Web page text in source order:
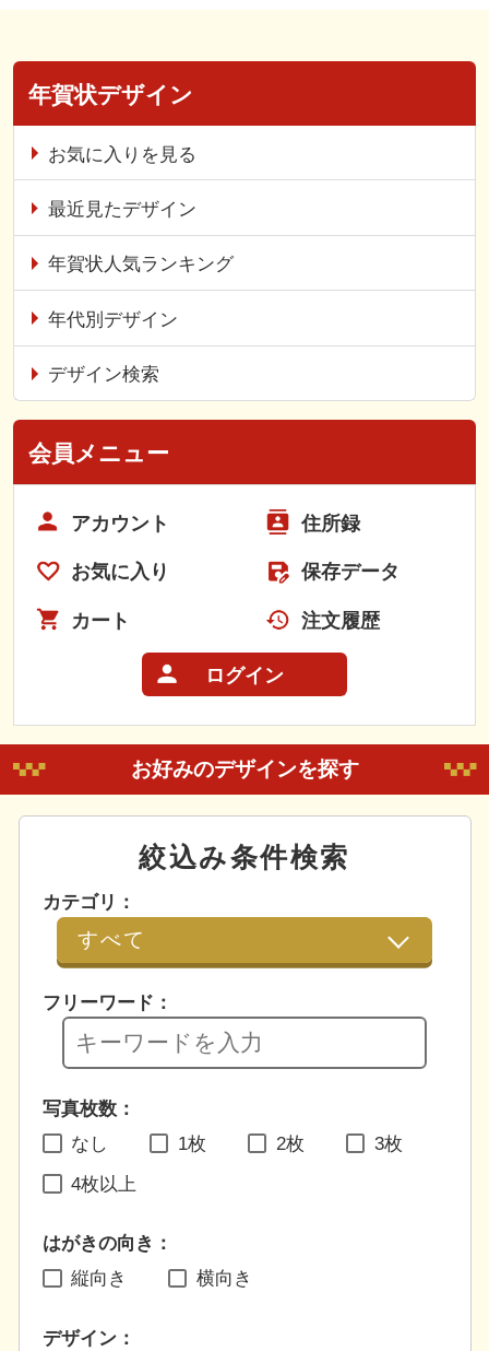
年賀状デザイン
お気に入りを見る
最近見たデザイン
年賀状人気ランキング
年代別デザイン
デザイン検索
会員メニュー
アカウント 住所録
お気に入り 保存データ
カート 注文履歴
ログイン
お好みのデザインを探す
絞込み条件検索
カテゴリ：
フリーワード：
写真枚数：
なし
1枚 2枚 3枚
4枚以上
はがきの向き：
縦向き
横向き
デザイン：